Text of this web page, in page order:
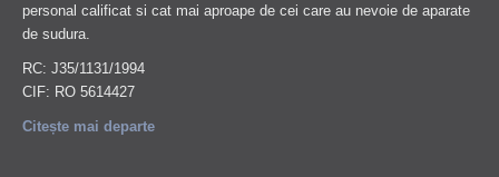
personal calificat si cat mai aproape de cei care au nevoie de aparate
de sudura.
RC: J35/1131/1994
CIF: RO 5614427
Citește mai departe